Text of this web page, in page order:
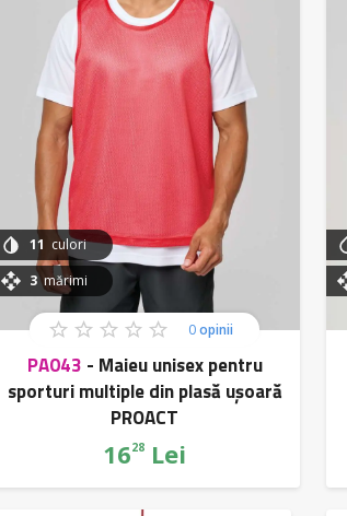
0opinii
3mărimi
11 culori
PA043 - Maieu unisex pentru
sporturi multiple din plasă ușoară
PROACT
1628 Lei